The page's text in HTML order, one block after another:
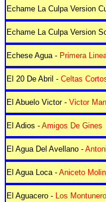
Echame La Culpa Version
Echame La Culpa Version
Echese Agua - Primera
El 20 De Abril - Celtas
El Abuelo Victor - Victor
El Adios - Amigos De Gines
El Agua Del Avellano -
El Agua Loca - Aniceto
El Aguacero - Los